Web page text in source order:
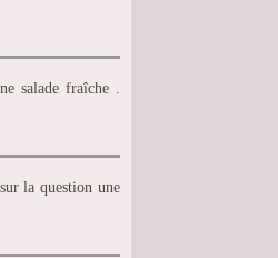
salade fraîche .
la question une